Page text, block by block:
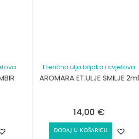
Eterična ulja biljaka i cvjetova
AROMARA ET.ULJE SMILJE 2ml
14,00 €
DODAJ U KOŠARICU